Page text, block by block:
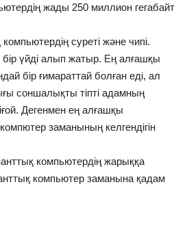
жады 250 миллион гегабайт
суреті және чипі.
үйді алып жатыр. Ең алғашқы
бір ғимараттай болған еді, ал
соншалықты тіпті адамның
Дегенмен ең алғашқы
заманының келгендігін
компьютердің жарыққа
компьютер заманына қадам